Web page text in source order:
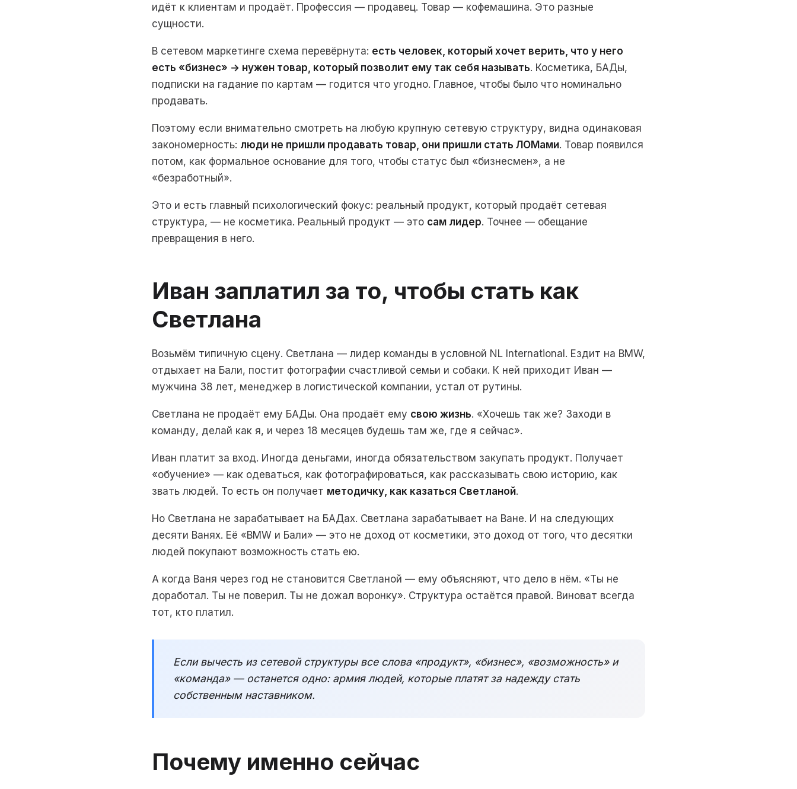
идёт к клиентам и продаёт. Профессия — продавец. Товар — кофемашина. Это разные
сущности.
В сетевом маркетинге схема перевёрнута: есть человек, который хочет верить, что у него
есть «бизнес» → нужен товар, который позволит ему так себя называть. Косметика, БАДы,
подписки на гадание по картам — годится что угодно. Главное, чтобы было что номинально
продавать.
Поэтому если внимательно смотреть на любую крупную сетевую структуру, видна одинаковая
закономерность: люди не пришли продавать товар, они пришли стать ЛОМами. Товар появился
потом, как формальное основание для того, чтобы статус был «бизнесмен», а не
«безработный».
Это и есть главный психологический фокус: реальный продукт, который продаёт сетевая
структура, — не косметика. Реальный продукт — это сам лидер. Точнее — обещание
превращения в него.
Иван заплатил за то, чтобы стать как
Светлана
Возьмём типичную сцену. Светлана — лидер команды в условной NL International. Ездит на BMW,
отдыхает на Бали, постит фотографии счастливой семьи и собаки. К ней приходит Иван —
мужчина 38 лет, менеджер в логистической компании, устал от рутины.
Светлана не продаёт ему БАДы. Она продаёт ему свою жизнь. «Хочешь так же? Заходи в
команду, делай как я, и через 18 месяцев будешь там же, где я сейчас».
Иван платит за вход. Иногда деньгами, иногда обязательством закупать продукт. Получает
«обучение» — как одеваться, как фотографироваться, как рассказывать свою историю, как
звать людей. То есть он получает методичку, как казаться Светланой.
Но Светлана не зарабатывает на БАДах. Светлана зарабатывает на Ване. И на следующих
десяти Ванях. Её «BMW и Бали» — это не доход от косметики, это доход от того, что десятки
людей покупают возможность стать ею.
А когда Ваня через год не становится Светланой — ему объясняют, что дело в нём. «Ты не
доработал. Ты не поверил. Ты не дожал воронку». Структура остаётся правой. Виноват всегда
тот, кто платил.
Если вычесть из сетевой структуры все слова «продукт», «бизнес», «возможность» и
«команда» — останется одно: армия людей, которые платят за надежду стать
собственным наставником.
Почему именно сейчас